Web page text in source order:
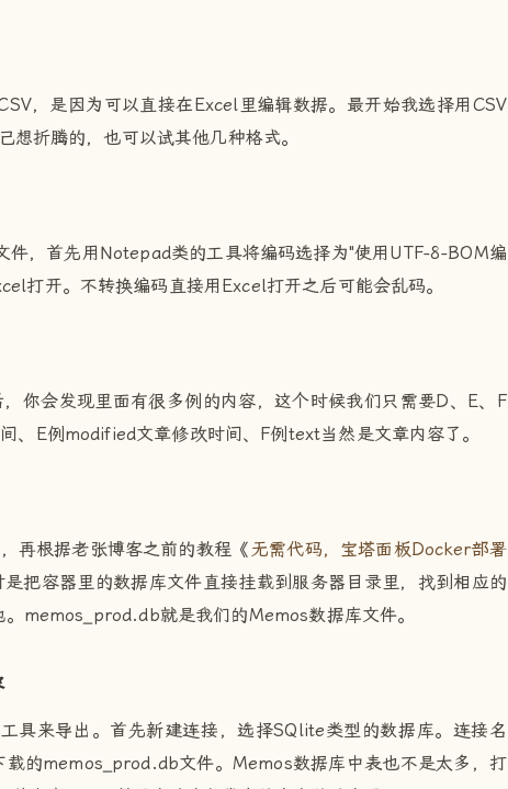
，是因为可以直接在Excel里编辑数据。最开始我选择用CSV
折腾的，也可以试其他几种格式。
件，首先用Notepad类的工具将编码选择为"使用UTF-8-BOM编
打开。不转换编码直接用Excel打开之后可能会乱码。
你会发现里面有很多例的内容，这个时候我们只需要D、E、F
、E例modified文章修改时间、F例text当然是文章内容了。
再根据老张博客之前的教程《 无需代码，宝塔面板Docker部署
把容器里的数据库文件直接挂载到服务器目录里，找到相应的
memos_prod.db就是我们的Memos数据库文件。
具来导出。首先新建连接，选择SQlite类型的数据库。连接名
的memos_prod.db文件。Memos数据库中表也不是太多，打